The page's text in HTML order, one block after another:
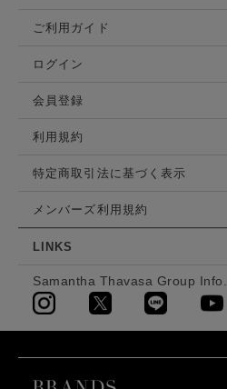
ご利用ガイド
ログイン
会員登録
利用規約
特定商取引法に基づく表示
メンバーズ利用規約
LINKS
Samantha Thavasa Group Info.